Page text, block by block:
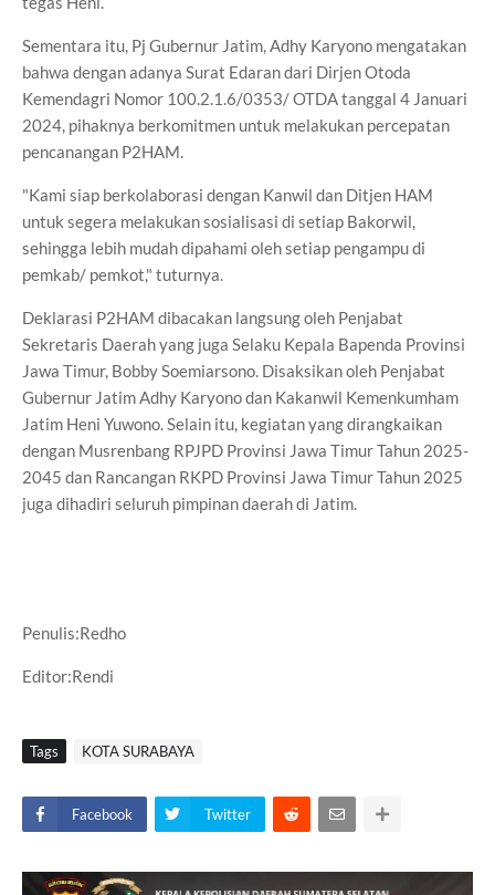
Sementara itu, Pj Gubernur Jatim, Adhy Karyono mengatakan
bahwa dengan adanya Surat Edaran dari Dirjen Otoda
Kemendagri Nomor 100.2.1.6/0353/ OTDA tanggal 4 Januari
2024, pihaknya berkomitmen untuk melakukan percepatan
pencanangan P2HAM.
"Kami siap berkolaborasi dengan Kanwil dan Ditjen HAM
untuk segera melakukan sosialisasi di setiap Bakorwil,
sehingga lebih mudah dipahami oleh setiap pengampu di
pemkab/ pemkot," tuturnya.
Deklarasi P2HAM dibacakan langsung oleh Penjabat
Sekretaris Daerah yang juga Selaku Kepala Bapenda Provinsi
Jawa Timur, Bobby Soemiarsono. Disaksikan oleh Penjabat
Gubernur Jatim Adhy Karyono dan Kakanwil Kemenkumham
Jatim Heni Yuwono. Selain itu, kegiatan yang dirangkaikan
dengan Musrenbang RPJPD Provinsi Jawa Timur Tahun 2025-
2045 dan Rancangan RKPD Provinsi Jawa Timur Tahun 2025
juga dihadiri seluruh pimpinan daerah di Jatim.
Penulis:Redho
Editor:Rendi
Tags KOTA SURABAYA
Facebook Twitter